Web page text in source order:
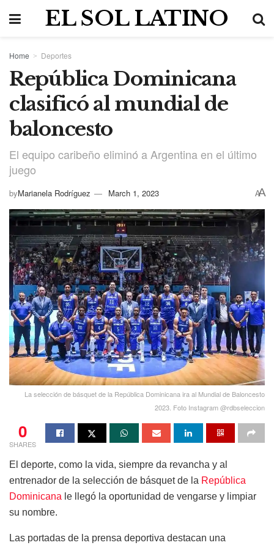
EL SOL LATINO
Home Deportes
República Dominicana
clasificó al mundial de
baloncesto
El equipo caribeño eliminó a Argentina en el último
juego
byMarianela Rodríguez March 1, 2023 AA
La selección de básquet de la República Dominicana ira al Mundial de Baloncesto
2023. Foto Instagram @rdbseleccion
0
SHARES
El deporte, como la vida, siempre da revancha y al
entrenador de la selección de básquet de la República
Dominicana le llegó la oportunidad de vengarse y limpiar
su nombre.
Las portadas de la prensa deportiva destacan una